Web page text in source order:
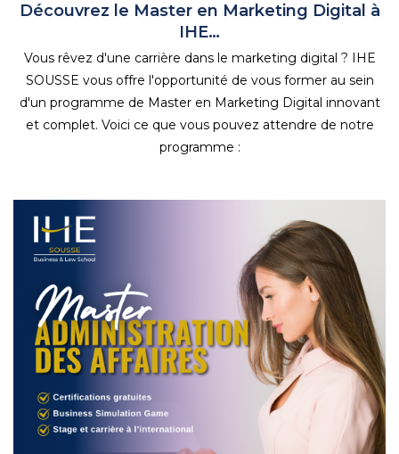
Découvrez le Master en Marketing Digital à
IHE…
Vous rêvez d'une carrière dans le marketing digital ? IHE
SOUSSE vous offre l'opportunité de vous former au sein
d'un programme de Master en Marketing Digital innovant
et complet. Voici ce que vous pouvez attendre de notre
programme :